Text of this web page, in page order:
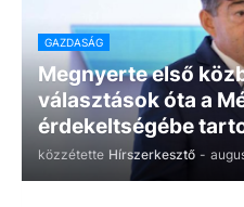
GAZDASÁG
Megnyerte első
választások óta a
érdekeltségébe
közzétette Hírszerkesztő -